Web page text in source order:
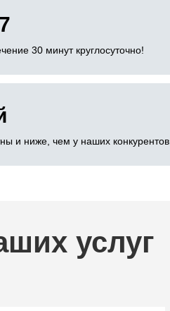
30 минут круглосуточно!
и ниже, чем у наших конкурентов
услуг